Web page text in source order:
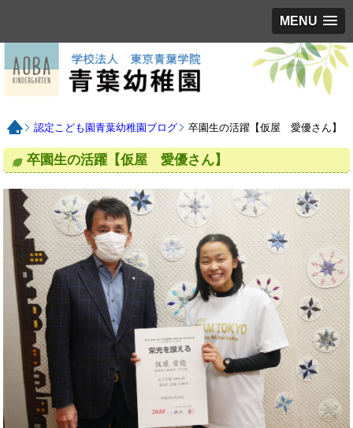
MENU
認定こども園青葉幼稚園ブログ 卒園生の活躍【仮屋 愛優さん】
卒園生の活躍【仮屋 愛優さん】